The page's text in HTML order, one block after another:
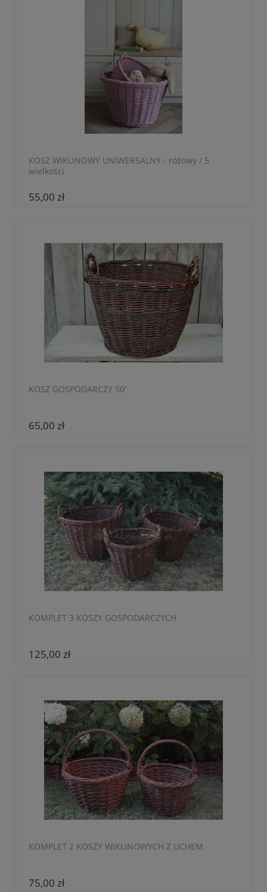
KOSZ WIKLINOWY UNIWERSALNY - różowy / 5
wielkości
55,00 zł
KOSZ GOSPODARCZY 50'
65,00 zł
KOMPLET 3 KOSZY GOSPODARCZYCH
125,00 zł
KOMPLET 2 KOSZY WIKLINOWYCH Z UCHEM
75,00 zł